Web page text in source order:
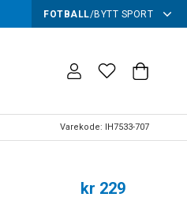
FOTBALL/BYTT SPORT
Varekode: IH7533-707
kr 229